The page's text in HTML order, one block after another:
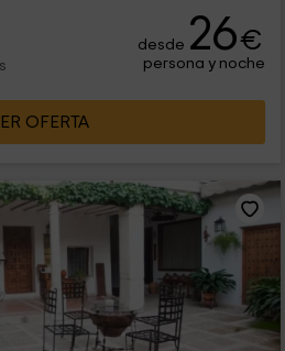
desde 26€
persona y noche
OFERTA